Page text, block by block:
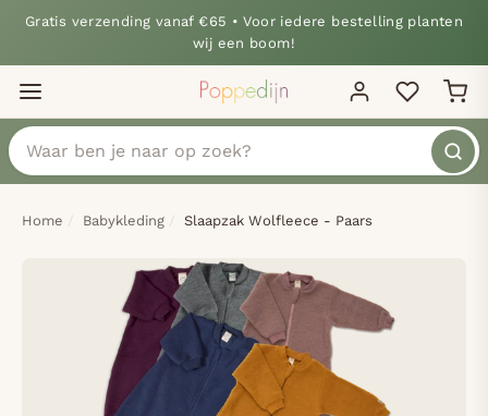
Gratis verzending vanaf €65 • Voor iedere bestelling planten
wij een boom!
Home Babykleding Slaapzak Wolfleece - Paars